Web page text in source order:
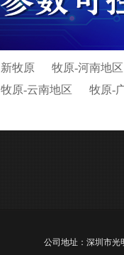
新牧原
牧原-河南地区
牧原-云南地区
牧原-
公司地址：深圳市光